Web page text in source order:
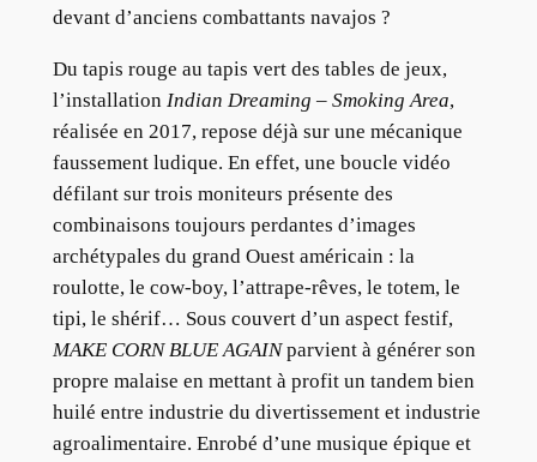
devant d’anciens combattants navajos ?
Du tapis rouge au tapis vert des tables de jeux,
l’installationIndian Dreaming – Smoking Area,
réalisée en 2017, repose déjà sur une mécanique
faussement ludique. En effet, une boucle vidéo
défilant sur trois moniteurs présente des
combinaisons toujours perdantes d’images
archétypales du grand Ouest américain : la
roulotte, le cow-boy, l’attrape-rêves, le totem, le
tipi, le shérif… Sous couvert d’un aspect festif,
MAKE CORN BLUE AGAINparvient à générer son
propre malaise en mettant à profit un tandem bien
huilé entre industrie du divertissement et industrie
agroalimentaire. Enrobé d’une musique épique et